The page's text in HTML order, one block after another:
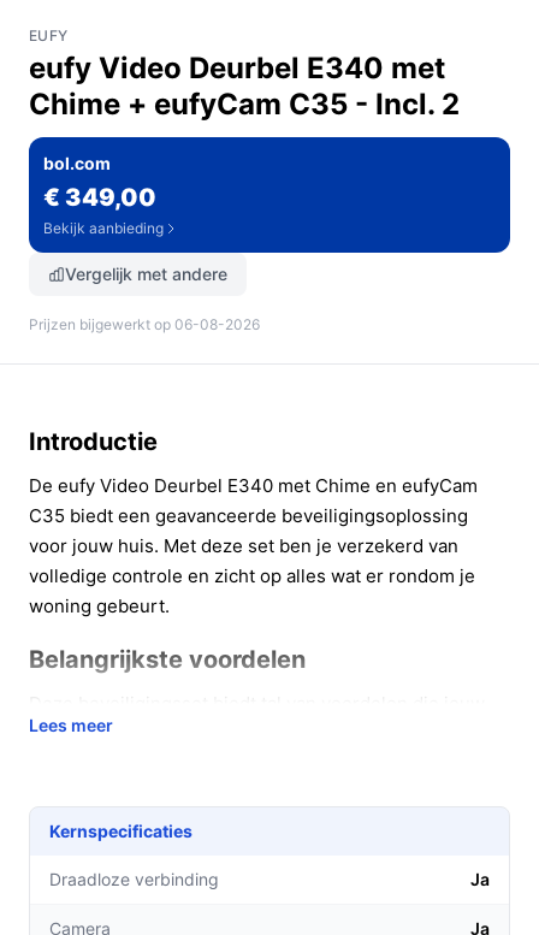
EUFY
eufy Video Deurbel E340 met
Chime + eufyCam C35 - Incl. 2
bol.com
€ 349,00
Bekijk aanbieding
Vergelijk met andere
Prijzen bijgewerkt op 06-08-2026
Introductie
De eufy Video Deurbel E340 met Chime en eufyCam
C35 biedt een geavanceerde beveiligingsoplossing
voor jouw huis. Met deze set ben je verzekerd van
volledige controle en zicht op alles wat er rondom je
woning gebeurt.
Belangrijkste voordelen
gemoedsrust verhogen.
E340 zie je precies wie er voor je deur staat, zelfs
op afstand.
24/7 beveiliging: De eufyCam C35 camera's
Lees meer
Kernspecificaties
Draadloze verbinding Ja
Camera Ja